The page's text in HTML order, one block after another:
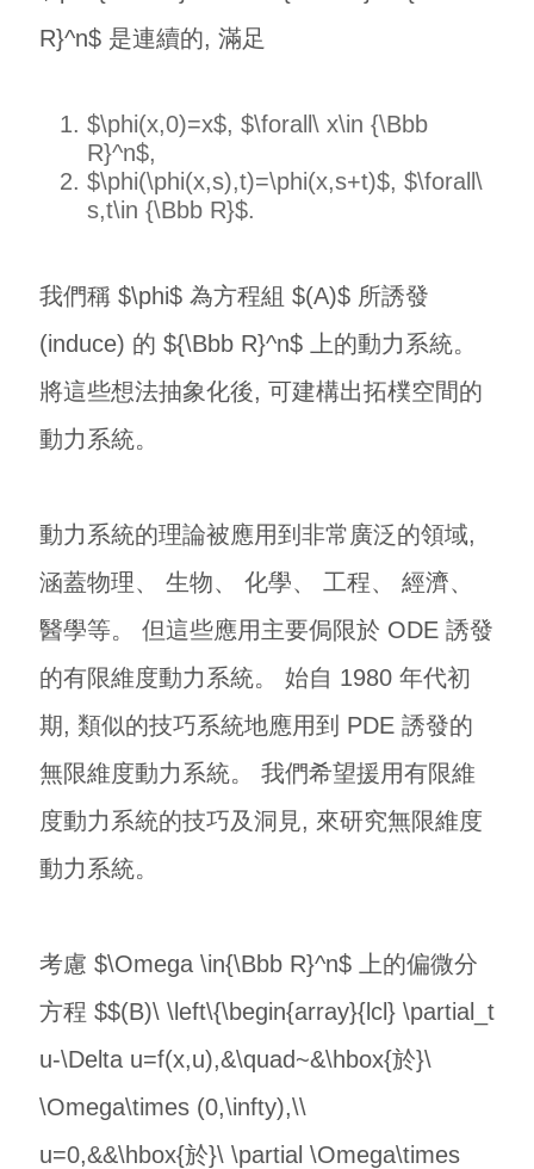
R}^n$ 是連續的, 滿足
$\phi(x,0)=x$, $\forall\ x\in {\Bbb
R}^n$,
$\phi(\phi(x,s),t)=\phi(x,s+t)$, $\forall\
s,t\in {\Bbb R}$.
我們稱 $\phi$ 為方程組 $(A)$ 所誘發
(induce) 的 ${\Bbb R}^n$ 上的動力系統。
將這些想法抽象化後, 可建構出拓樸空間的
動力系統。
動力系統的理論被應用到非常廣泛的領域,
涵蓋物理、 生物、 化學、 工程、 經濟、
醫學等。 但這些應用主要侷限於 ODE 誘發
的有限維度動力系統。 始自 1980 年代初
期, 類似的技巧系統地應用到 PDE 誘發的
無限維度動力系統。 我們希望援用有限維
度動力系統的技巧及洞見, 來研究無限維度
動力系統。
考慮 $\Omega \in{\Bbb R}^n$ 上的偏微分
方程 $$(B)\ \left\{\begin{array}{lcl} \partial_t
u-\Delta u=f(x,u),&\quad~&\hbox{於}\
\Omega\times (0,\infty),\\
u=0,&&\hbox{於}\ \partial \Omega\times